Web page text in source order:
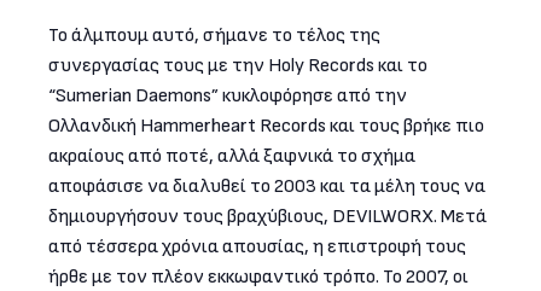
Το άλμπουμ αυτό, σήμανε το τέλος της
συνεργασίας τους με την Holy Records και το
“Sumerian Daemons” κυκλοφόρησε από την
Ολλανδική Hammerheart Records και τους βρήκε πιο
ακραίους από ποτέ, αλλά ξαφνικά το σχήμα
αποφάσισε να διαλυθεί το 2003 και τα μέλη τους να
δημιουργήσουν τους βραχύβιους, DEVILWORX. Μετά
από τέσσερα χρόνια απουσίας, η επιστροφή τους
ήρθε με τον πλέον εκκωφαντικό τρόπο. Το 2007, οι